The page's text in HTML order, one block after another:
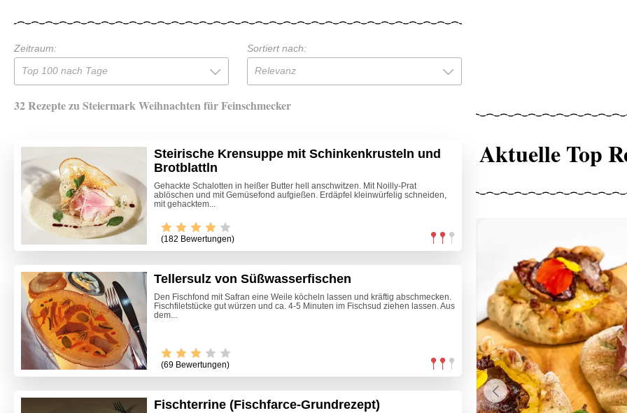
Zeitraum:
Top 100 nach Tage
Sortiert nach:
Relevanz
32 Rezepte zu Steiermark Weihnachten für Feinschmecker
Steirische Krensuppe mit Schinkenkrusteln und
Brotblattln
Gehackte Schalotten in heißer Butter hell anschwitzen. Mit Noilly-Prat
ablöschen und mit Gemüsefond aufgießen. Erdäpfel kleinwürfelig schneiden,
mit gehacktem...
(182 Bewertungen)
Tellersulz von Süßwasserfischen
Den Fischfond mit Safran eine Weile köcheln lassen und kräftig abschmecken.
Fischfiletstücke gut würzen und ca. 4-5 Minuten im Fischsud ziehen lassen. Aus
dem...
(69 Bewertungen)
Fischterrine (Fischfarce-Grundrezept)
Aktuelle Top
Previous